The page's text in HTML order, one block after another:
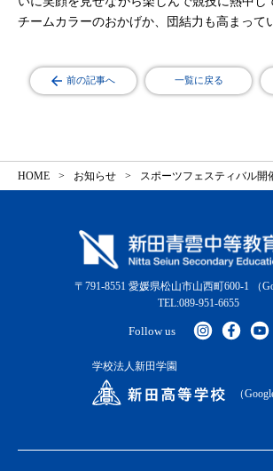
チームカラーのおかげか、団結力も高まって
前の記事へ 一覧に戻る
HOME お知らせ スポーツフェスティバル開
〒791-8551 愛媛県松山市山西町600-1
（
TEL:089-951-6655
Follow us
学校法人新田学園
（